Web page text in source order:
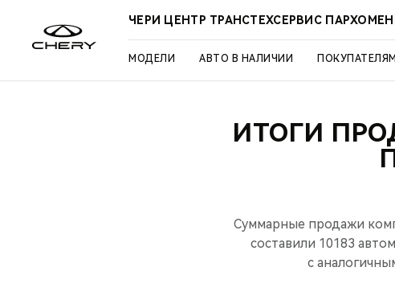
ЧЕРИ ЦЕНТР ТРАНСТЕХСЕРВИС
МОДЕЛИ АВТО В НАЛИЧИИ ПОКУПАТЕЛЯМ
ИТОГИ
Суммарные продажи
составили 10183
с